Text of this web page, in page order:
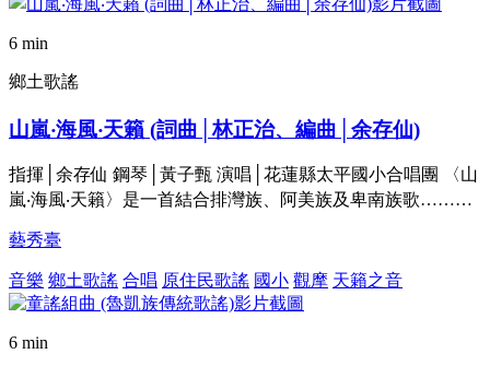
6 min
鄉土歌謠
山嵐‧海風‧天籟 (詞曲│林正治、編曲│余存仙)
指揮│余存仙 鋼琴│黃子甄 演唱│花蓮縣太平國小合唱團 〈山
嵐‧海風‧天籟〉是一首結合排灣族、阿美族及卑南族歌………
藝秀臺
音樂 鄉土歌謠 合唱 原住民歌謠 國小 觀摩 天籟之音
6 min